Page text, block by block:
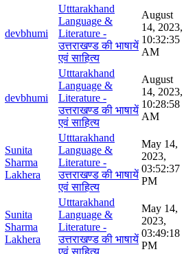
devbhumi
Utttarakhand
Language &
Literature -
उत्तराखण्ड की भाषायें
एवं साहित्य
August
14, 2023,
10:32:35
AM
devbhumi
Utttarakhand
Language &
Literature -
उत्तराखण्ड की भाषायें
एवं साहित्य
August
14, 2023,
10:28:58
AM
Sunita
Sharma
Lakhera
Utttarakhand
Language &
Literature -
उत्तराखण्ड की भाषायें
एवं साहित्य
May 14,
2023,
03:52:37
PM
Sunita
Sharma
Lakhera
Utttarakhand
Language &
Literature -
उत्तराखण्ड की भाषायें
एवं साहित्य
May 14,
2023,
03:49:18
PM